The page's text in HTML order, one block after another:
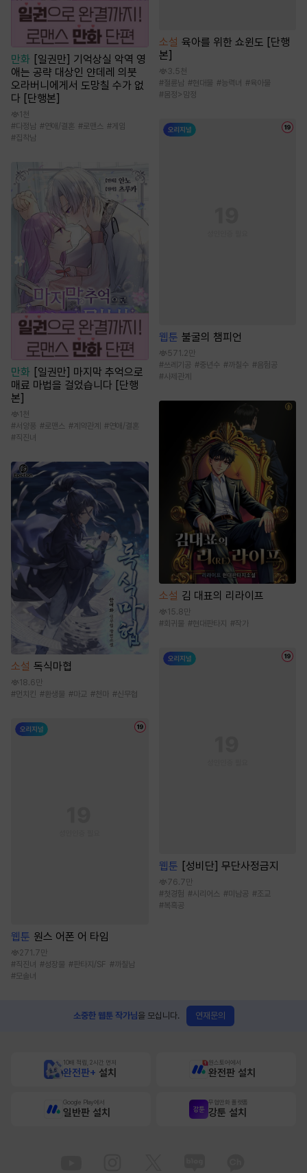
만화 [일권만] 기억상실 악역 영
애는 공략 대상인 얀데레 의붓
오라버니에게서 도망칠 수가 없
다 [단행본]
1천
#다정남 #연애/결혼 #로맨스 # 게임
#집착남
만화
[일권만] 마지막 추억으로
매료 마법을 걸었습니다 [단행
본]
1천
#서양풍 #로맨스 # 계약관계 #연애/결혼
#직진녀
소설 독식마협
18.6만
#먼치킨 # 환생물 #마교 #천마 #신무협
웹툰 원스 어폰 어 타임
271.7만
#직진녀 #성장물 # 판타지/SF #까칠남
#모솔녀
소설 육아를 위한 쇼윈도 [단행
본]
3.5천
#절륜남 #현대물 #능력녀 #육아물
#몸정>맘정
웹툰 불굴의 챔피언
571.2만
#쓰레기공 #중년수 #까칠수 #음험공
#사제관계
소설 김 대표의 리라이프
15.8만
#회귀물 #현대판타지 #작가
웹툰 [성비단] 무단사정금지
76.7만
#첫경험 #시리어스 #미남공 #조교
#복흑공
소중한 웹툰 작가님을 모십니다. 연재문의
10배 적립, 2시간 먼저
완전판+ 설치
원스토어에서
완전판 설치
Google Play에서
일반판 설치
무협만화 플랫폼
강툰 설치